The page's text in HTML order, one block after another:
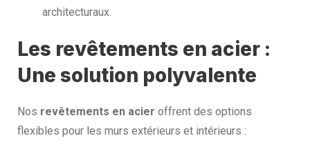
architecturaux.
Les revêtements en acier :
Une solution polyvalente
Nos revêtements en acier offrent des options
flexibles pour les murs extérieurs et intérieurs :